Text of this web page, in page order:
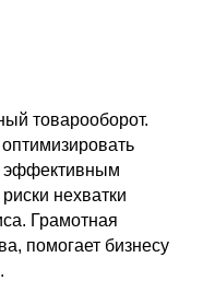
товарооборот.
эффективным
нехватки
Грамотная
помогает бизнесу